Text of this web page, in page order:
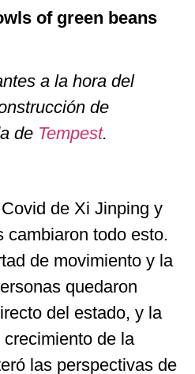
a la hora del
de
de Tempest.
de Xi Jinping y
cambiaron todo esto.
de movimiento y la
quedaron
del estado, y la
de la
las perspectivas de